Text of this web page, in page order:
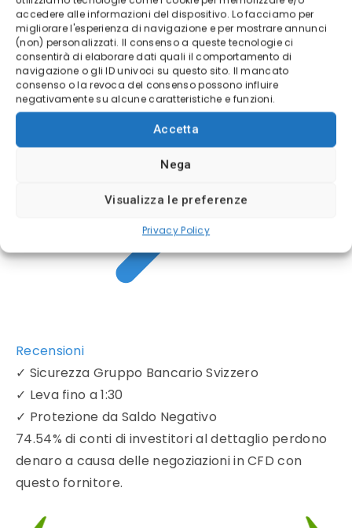
accedere alle informazioni del dispositivo. Lo facciamo per
migliorare l'esperienza di navigazione e per mostrare annunci
(non) personalizzati. Il consenso a queste tecnologie ci
consentirà di elaborare dati quali il comportamento di
navigazione o gli ID univoci su questo sito. Il mancato
consenso o la revoca del consenso possono influire
negativamente su alcune caratteristiche e funzioni.
Accetta
Nega
Visualizza le preferenze
Privacy Policy
Recensioni
✓ Sicurezza Gruppo Bancario Svizzero
✓ Leva fino a 1:30
✓ Protezione da Saldo Negativo
74.54% di conti di investitori al dettaglio perdono
denaro a causa delle negoziazioni in CFD con
questo fornitore.